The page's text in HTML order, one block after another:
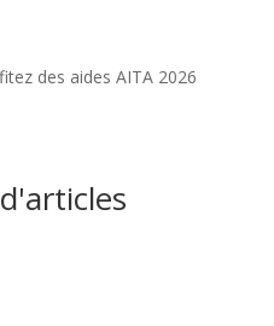
des aides AITA 2026